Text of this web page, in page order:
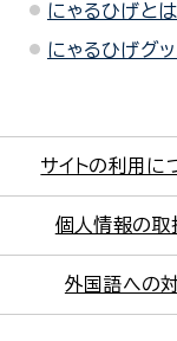
にゃるひげと
にゃるひげグ
サイトの利用に
個人情報の取
外国語への